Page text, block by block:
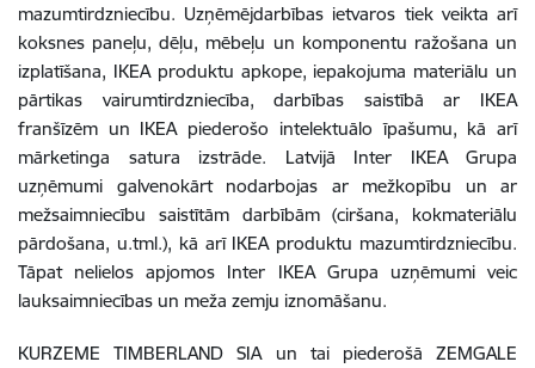
mazumtirdzniecību. Uzņēmējdarbības ietvaros tiek veikta arī
koksnes paneļu, dēļu, mēbeļu un komponentu ražošana un
izplatīšana, IKEA produktu apkope, iepakojuma materiālu un
pārtikas vairumtirdzniecība, darbības saistībā ar IKEA
franšīzēm un IKEA piederošo intelektuālo īpašumu, kā arī
mārketinga satura izstrāde. Latvijā Inter IKEA Grupa
uzņēmumi galvenokārt nodarbojas ar mežkopību un ar
mežsaimniecību saistītām darbībām (ciršana, kokmateriālu
pārdošana, u.tml.), kā arī IKEA produktu mazumtirdzniecību.
Tāpat nelielos apjomos Inter IKEA Grupa uzņēmumi veic
lauksaimniecības un meža zemju iznomāšanu.
KURZEME TIMBERLAND SIA un tai piederošā ZEMGALE